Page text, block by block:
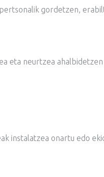
gordetzen,
eta neurtzea
instalatzea onartu edo